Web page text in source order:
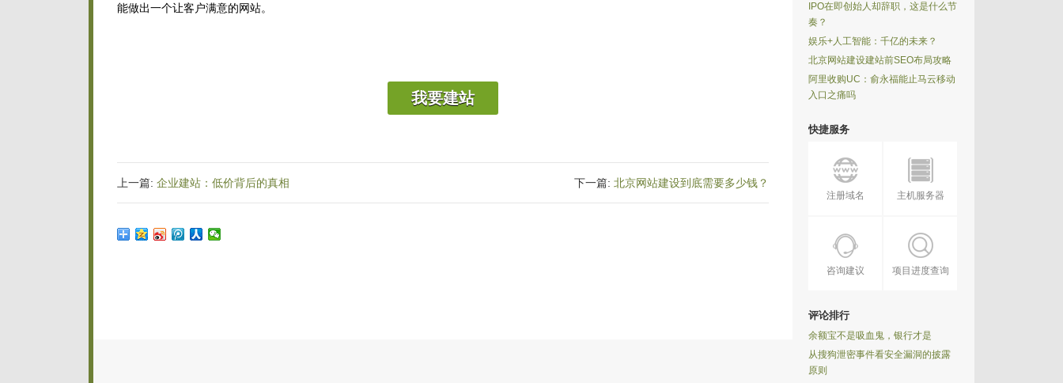
能做出一个让客户满意的网站。
我要建站
上一篇: 企业建站：低价背后的真相 下一篇: 北京网站建设到底需要多少钱？
IPO在即创始人却辞职，这是什么节
奏？
娱乐+人工智能：千亿的未来？
北京网站建设建站前SEO布局攻略
阿里收购UC：俞永福能止马云移动
入口之痛吗
快捷服务
注册域名 主机服务器
咨询建议 项目进度查询
评论排行
余额宝不是吸血鬼，银行才是
从搜狗泄密事件看安全漏洞的披露
原则